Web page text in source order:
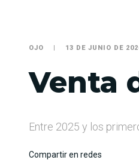
OJO 13 DE JUNIO DE
Venta
Entre 2025 y los
Compartir en redes